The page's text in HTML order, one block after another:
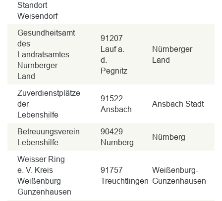
Standort
Weisendorf
Gesundheitsamt
des
Landratsamtes
Nürnberger
Land
91207
Lauf a.
d.
Pegnitz
Nürnberger
Land
Zuverdienstplätze
der
Lebenshilfe
91522
Ansbach
Ansbach Stadt
Betreuungsverein
Lebenshilfe
90429
Nürnberg
Nürnberg
Weisser Ring
e. V. Kreis
Weißenburg-
Gunzenhausen
91757
Treuchtlingen
Weißenburg-
Gunzenhausen